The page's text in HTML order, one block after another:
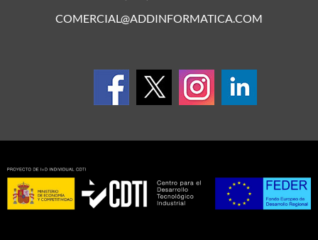
COMERCIAL@ADDINFORMATICA.COM